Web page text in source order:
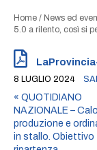
Home / News ed
5.0 a rilento, così si
8 LUGLIO 2024
« QUOTIDIANO
NAZIONALE –
produzione e
in stallo. Obiettivo